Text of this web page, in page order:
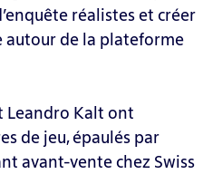
réalistes et créer
autour de la plateforme
Leandro Kalt ont
de jeu, épaulés par
avant-vente chez Swiss